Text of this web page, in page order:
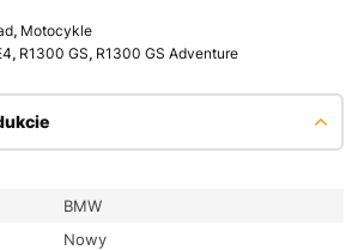
, Motocykle
, R1300 GS, R1300 GS Adventure
BMW
Nowy